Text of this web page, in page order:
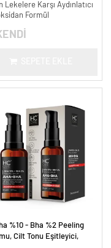
Lekelere Karşı Aydınlatıcı
Formül
%10 - Bha %2 Peeling
Cilt Tonu Eşitleyici,